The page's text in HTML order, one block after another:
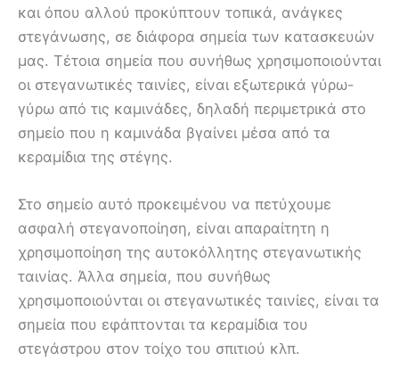
και όπου αλλού προκύπτουν τοπικά, ανάγκες
στεγάνωσης, σε διάφορα σημεία των κατασκευών
μας. Τέτοια σημεία που συνήθως χρησιμοποιούνται
οι στεγανωτικές ταινίες, είναι εξωτερικά γύρω-
γύρω από τις καμινάδες, δηλαδή περιμετρικά στο
σημείο που η καμινάδα βγαίνει μέσα από τα
κεραμίδια της στέγης.
Στο σημείο αυτό προκειμένου να πετύχουμε
ασφαλή στεγανοποίηση, είναι απαραίτητη η
χρησιμοποίηση της αυτοκόλλητης στεγανωτικής
ταινίας. Άλλα σημεία, που συνήθως
χρησιμοποιούνται οι στεγανωτικές ταινίες, είναι τα
σημεία που εφάπτονται τα κεραμίδια του
στεγάστρου στον τοίχο του σπιτιού κλπ.